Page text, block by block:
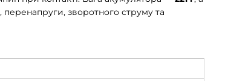
зворотного струму та